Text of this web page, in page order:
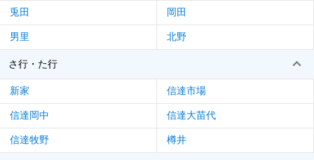
兎田 岡田
男里 北野
さ行・た行
新家 信達市場
信達岡中 信達大苗代
信達牧野 樽井